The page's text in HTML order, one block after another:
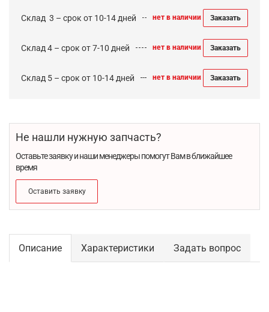
Cклад 3 – срок от 10-14 дней нет в наличии Заказать
Склад 4 – срок от 7-10 дней нет в наличии Заказать
Склад 5 – срок от 10-14 дней нет в наличии Заказать
Не нашли нужную запчасть?
Оставьте заявку и наши менеджеры помогут Вам в ближайшее
время
Оставить заявку
Описание Характеристики Задать вопрос